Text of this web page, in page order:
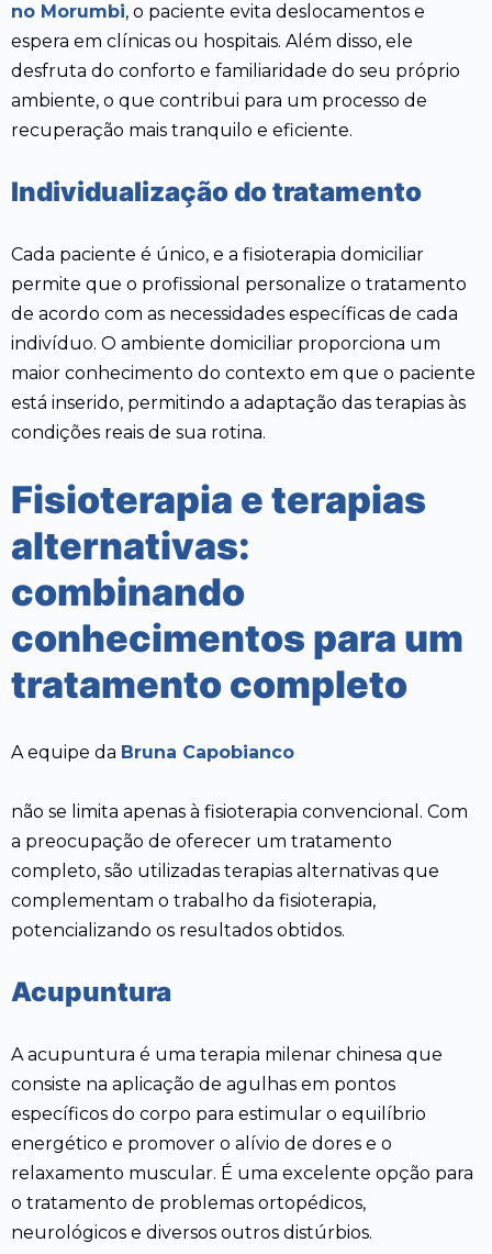
no Morumbi, o paciente evita deslocamentos e
espera em clínicas ou hospitais. Além disso, ele
desfruta do conforto e familiaridade do seu próprio
ambiente, o que contribui para um processo de
recuperação mais tranquilo e eficiente.
Individualização do tratamento
Cada paciente é único, e a fisioterapia domiciliar
permite que o profissional personalize o tratamento
de acordo com as necessidades específicas de cada
indivíduo. O ambiente domiciliar proporciona um
maior conhecimento do contexto em que o paciente
está inserido, permitindo a adaptação das terapias às
condições reais de sua rotina.
Fisioterapia e terapias
alternativas:
combinando
conhecimentos para um
tratamento completo
A equipe da Bruna Capobianco
não se limita apenas à fisioterapia convencional. Com
a preocupação de oferecer um tratamento
completo, são utilizadas terapias alternativas que
complementam o trabalho da fisioterapia,
potencializando os resultados obtidos.
Acupuntura
A acupuntura é uma terapia milenar chinesa que
consiste na aplicação de agulhas em pontos
específicos do corpo para estimular o equilíbrio
energético e promover o alívio de dores e o
relaxamento muscular. É uma excelente opção para
o tratamento de problemas ortopédicos,
neurológicos e diversos outros distúrbios.